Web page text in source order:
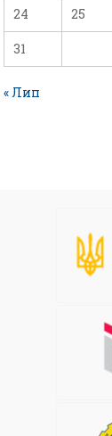
24 25
31
« Лип